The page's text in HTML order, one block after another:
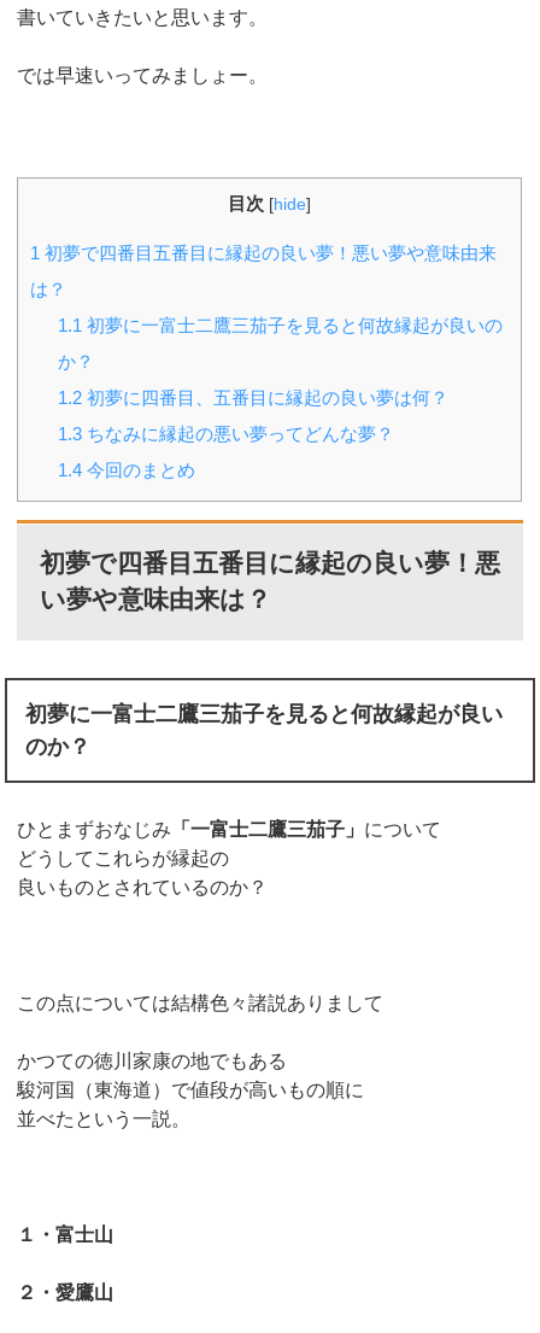
書いていきたいと思います。
では早速いってみましょー。
目次 [hide]
1 初夢で四番目五番目に縁起の良い夢！悪い夢や意味由来
は？
1.1 初夢に一富士二鷹三茄子を見ると何故縁起が良いの
か？
1.2 初夢に四番目、五番目に縁起の良い夢は何？
1.3 ちなみに縁起の悪い夢ってどんな夢？
1.4 今回のまとめ
初夢で四番目五番目に縁起の良い夢！悪
い夢や意味由来は？
初夢に一富士二鷹三茄子を見ると何故縁起が良い
のか？
ひとまずおなじみ 「一富士二鷹三茄子」 について
どうしてこれらが縁起の
良いものとされているのか？
この点については結構色々諸説ありまして
かつての徳川家康の地でもある
駿河国（東海道）で値段が高いもの順に
並べたという一説。
１・富士山
２・愛鷹山